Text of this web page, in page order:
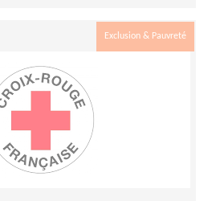
Exclusion & Pauvreté